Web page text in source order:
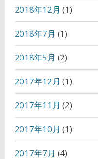
2018年12月 (1)
2018年7月 (1)
2018年5月 (2)
2017年12月 (1)
2017年11月 (2)
2017年10月 (1)
2017年7月 (4)